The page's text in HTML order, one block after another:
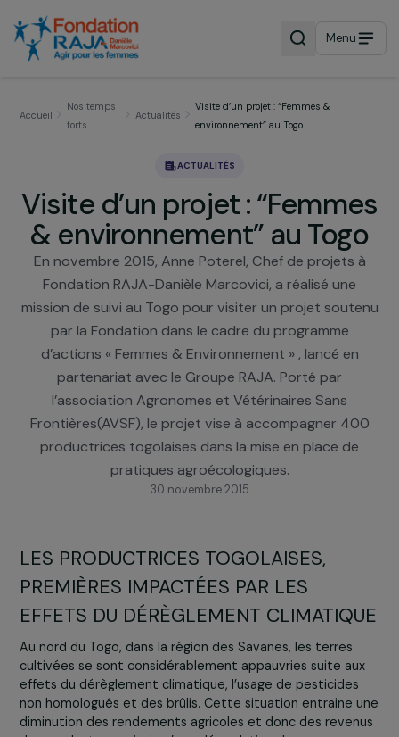
Menu
Actualités
Visite d’un projet :
& environnement” au
En novembre 2015, Anne Poterel, Chef de projets
Fondation RAJA-Danièle Marcovici, a réalisé une
mission de suivi au Togo pour visiter un projet
par la Fondation dans le cadre du programme
d’actions « Femmes & Environnement » , lancé en
partenariat avec le Groupe RAJA. Porté par
l’association Agronomes et Vétérinaires Sans
Frontières(AVSF), le projet vise à accompagner
productrices togolaises dans la mise en place de
LES PRODUCTRICES TOGOLAISES,
PREMIÈRES IMPACTÉES PAR LES
EFFETS DU DÉRÈGLEMENT
Au nord du Togo, dans la région des Savanes, les terres